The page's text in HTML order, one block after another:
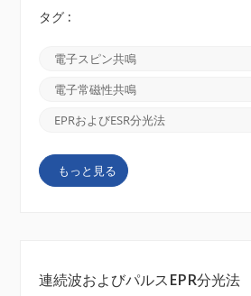
発展とそれを取り巻くいくつかの
ピン共鳴) と呼ばれていました。
場における電子の挙動を研究する
見されました。彼らは、特定の材
ルギーを吸収することを観察しま
とによるものです。 この分野が
研究者は常磁性種、つまり不対電
子、イオンのスペクトルを研究し
タグ :
電子スピン共鳴
電子常磁性共鳴
EPRおよびESR分光法
もっと見る
連続波およびパルスEPR分光法